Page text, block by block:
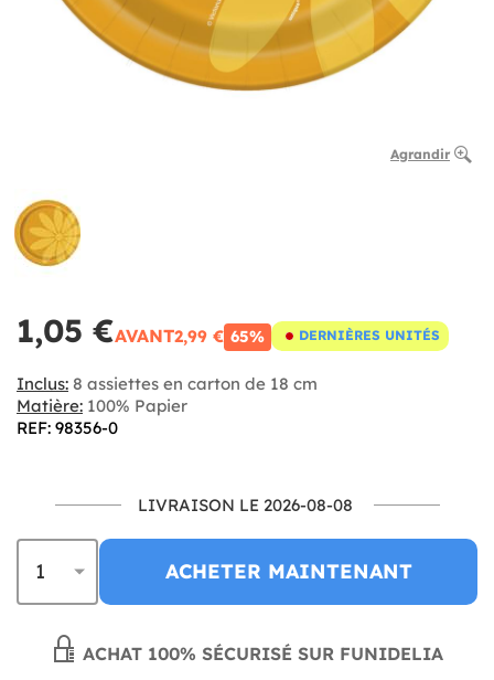
Agrandir
1,05 €AVANT2,99 € 65% DERNIÈRES UNITÉS
Inclus: 8 assiettes en carton de 18 cm
Matière: 100% Papier
REF: 98356-0
LIVRAISON LE 2026-08-08
ACHETER MAINTENANT
ACHAT 100% SÉCURISÉ SUR FUNIDELIA